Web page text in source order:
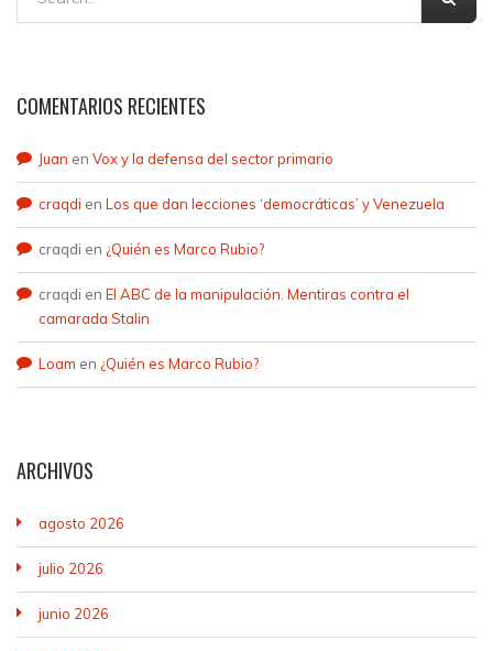
COMENTARIOS RECIENTES
Juan en Vox y la defensa del sector primario
craqdi en Los que dan lecciones ‘democráticas’ y Venezuela
craqdi en ¿Quién es Marco Rubio?
craqdi en El ABC de la manipulación. Mentiras contra el
camarada Stalin
Loam en ¿Quién es Marco Rubio?
ARCHIVOS
agosto 2026
julio 2026
junio 2026